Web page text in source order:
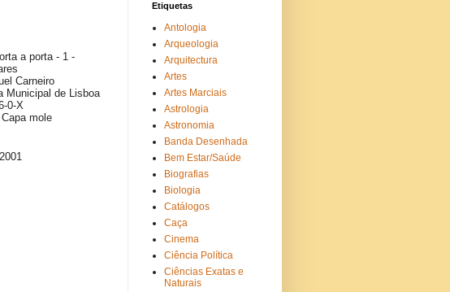
a porta - 1 -
Carneiro
Municipal de Lisboa
0-X
mole
2001
Etiquetas
Antologia
Arqueologia
Arquitectura
Artes
Artes Marciais
Astrologia
Astronomia
Banda Desenhada
Bem Estar/Saúde
Biografias
Biologia
Catálogos
Caça
Cinema
Ciência Política
Ciências Exatas e
Naturais